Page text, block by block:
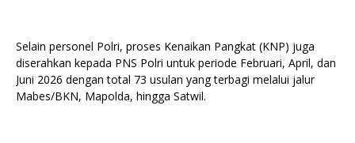
Selain personel Polri, proses Kenaikan Pangkat (KNP) juga
diserahkan kepada PNS Polri untuk periode Februari, April, dan
Juni 2026 dengan total 73 usulan yang terbagi melalui jalur
Mabes/BKN, Mapolda, hingga Satwil.